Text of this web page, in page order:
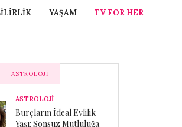
YAŞAM TV FOR HER
ASTROLOJI
ASTROLOJİ
Burçların İdeal Evlilik
Yaşı: Sonsuz Mutluluğa